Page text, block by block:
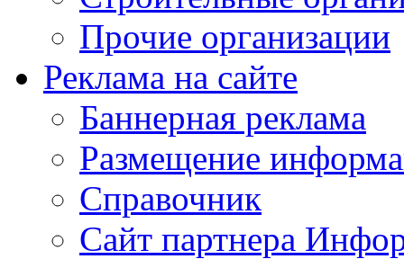
Прочие организации
Реклама на сайте
Баннерная реклама
Размещение
Справочник
Сайт партнера